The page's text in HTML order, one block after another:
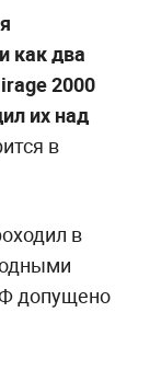
как два
2000
их над
в
в
допущено